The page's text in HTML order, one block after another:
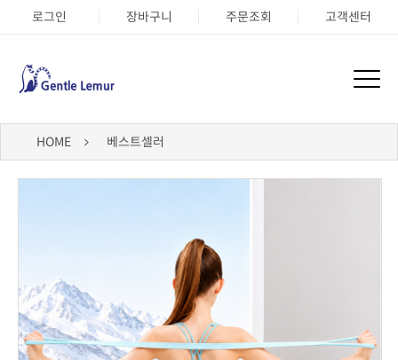
로그인 장바구니 주문조회 고객센터
HOME 베스트셀러